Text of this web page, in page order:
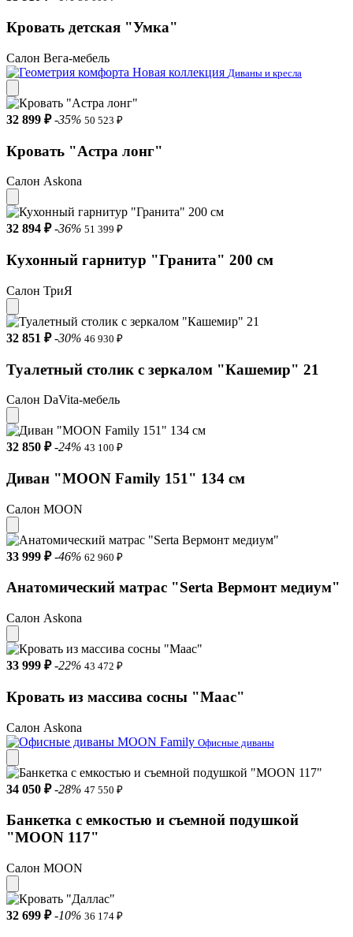
Кровать детская "Умка"
Салон Вега-мебель
Новая коллекция Диваны и кресла
32 899 ₽ -35% 50 523 ₽
Кровать "Астра лонг"
Салон Askona
32 894 ₽ -36% 51 399 ₽
Кухонный гарнитур "Гранита" 200 см
Салон ТриЯ
32 851 ₽ -30% 46 930 ₽
Туалетный столик с зеркалом "Кашемир" 21
Салон DaVita-мебель
32 850 ₽ -24% 43 100 ₽
Диван "MOON Family 151" 134 см
Салон MOON
33 999 ₽ -46% 62 960 ₽
Анатомический матрас "Serta Вермонт медиум"
Салон Askona
33 999 ₽ -22% 43 472 ₽
Кровать из массива сосны "Маас"
Салон Askona
Офисные диваны
34 050 ₽ -28% 47 550 ₽
Банкетка с емкостью и съемной подушкой
"MOON 117"
Салон MOON
32 699 ₽ -10% 36 174 ₽